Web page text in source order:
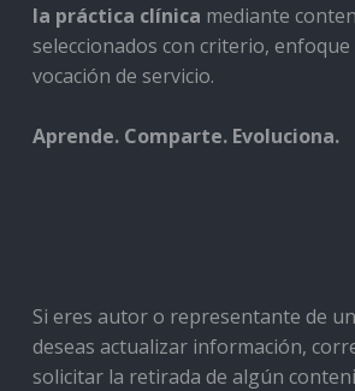
la práctica clínica mediante
seleccionados con criterio,
vocación de servicio.
Aprende. Comparte. Evoluciona.
Si eres autor o representante de
deseas actualizar información,
solicitar la retirada de algún